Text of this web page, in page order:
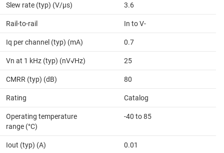
Slew rate (typ) (V/µs) 3.6
Rail-to-rail In to V-
Iq per channel (typ) (mA) 0.7
Vn at 1 kHz (typ) (nV√Hz) 25
CMRR (typ) (dB) 80
Rating Catalog
Operating temperature
range (°C)
-40 to 85
Iout (typ) (A) 0.01